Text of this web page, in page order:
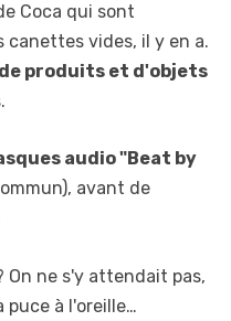
Coca qui sont
canettes vides, il y en a.
produits et d'objets
audio "Beat by
avant de
On ne s'y attendait pas,
puce à l'oreille…